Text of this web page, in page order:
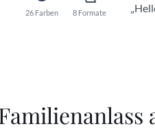
8 Formate
26 Farben